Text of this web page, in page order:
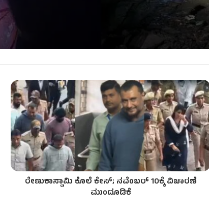
ರೇಣುಕಾಸ್ವಾಮಿ ಕೊಲೆ ಕೇಸ್; ನವೆಂಬರ್ 10ಕ್ಕೆ ವಿಚಾರಣೆ
ಮುಂದೂಡಿಕೆ